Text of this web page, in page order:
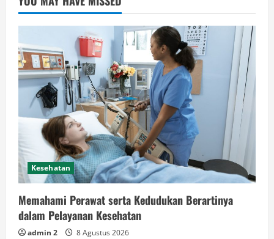
Kesehatan
Memahami Perawat serta Kedudukan Berartinya
dalam Pelayanan Kesehatan
admin 2 8 Agustus 2026